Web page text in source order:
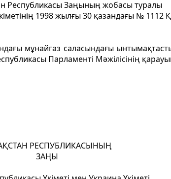
Республикасы Заңының жобасы туралы
1998 жылғы 30 қазандағы № 1112
мұнайгаз саласындағы
Парламенті Мәжілісінің
РЕСПУБЛИКАСЫНЫҢ
ЗАҢЫ